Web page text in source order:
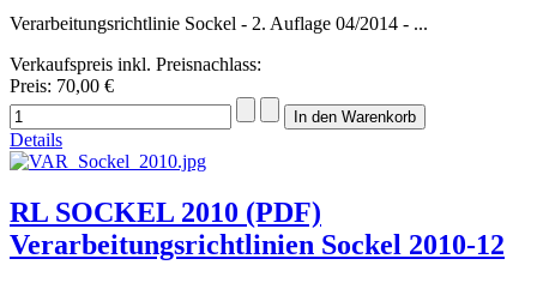
Verarbeitungsrichtlinie Sockel - 2. Auflage 04/2014 - ...
Verkaufspreis inkl. Preisnachlass:
Preis: 70,00 €
Details
RL SOCKEL 2010 (PDF)
Verarbeitungsrichtlinien Sockel 2010-12